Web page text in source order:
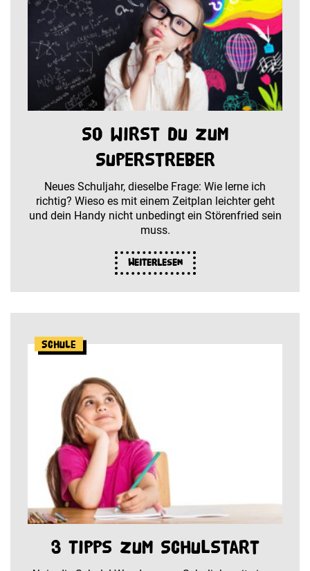
So wirst du zum
Superstreber
Neues Schuljahr, dieselbe Frage: Wie lerne ich
richtig? Wieso es mit einem Zeitplan leichter geht
und dein Handy nicht unbedingt ein Störenfried sein
muss.
Weiterlesen
Schule
3 Tipps zum Schulstart